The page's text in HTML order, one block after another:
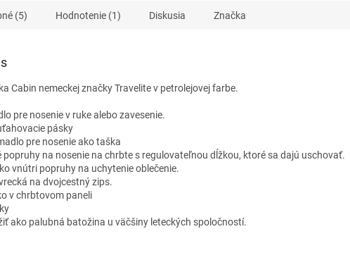
hviezdičiek.
(5) Hodnotenie (1) Diskusia Značka
Cabin nemeckej značky Travelite v petrolejovej farbe.
pre nosenie v ruke alebo zavesenie.
pásky
pre nosenie ako taška
popruhy na nosenie na chrbte s regulovateľnou dĺžkou, ktoré sa dajú uschovať.
vnútri popruhy na uchytenie oblečenie.
na dvojcestný zips.
v chrbtovom paneli
ako palubná batožina u väčšiny leteckých spoločností.